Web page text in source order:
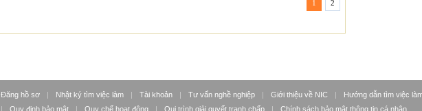
1 2
Đăng hồ sơ | Nhật ký tìm việc làm | Tài khoản | Tư vấn nghề nghiệp | Giới thiệu về NIC | Hướng dẫn tìm việc
| Quy định bảo mật | Quy chế hoạt động | Qui trình giải quyết tranh chấp | Chính sách bảo mật thông tin cá nhân